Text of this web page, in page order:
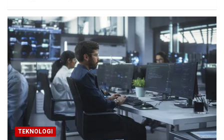
TEKNOLOGI